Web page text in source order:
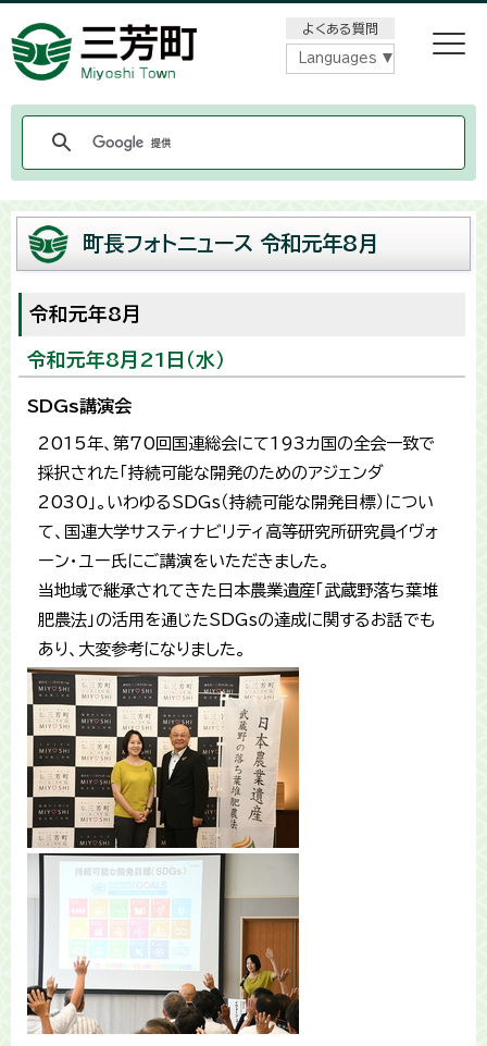
よくある質問
Languages
町長フォトニュース 令和元年8月
令和元年8月
令和元年8月21日（水）
SDGs講演会
2015年、第70回国連総会にて193カ国の全会一致で
採択された「持続可能な開発のためのアジェンダ
2030」。いわゆるSDGs（持続可能な開発目標）につい
て、国連大学サスティナビリティ高等研究所研究員イヴォ
ーン・ユー氏にご講演をいただきました。
当地域で継承されてきた日本農業遺産「武蔵野落ち葉堆
肥農法」の活用を通じたSDGsの達成に関するお話でも
あり、大変参考になりました。